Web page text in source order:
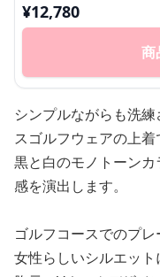
¥12,780
商
シンプルながらも洗
スゴルフウェアの上着
黒と白のモノトーン
感を演出します。
ゴルフコースでのプレ
女性らしいシルエット